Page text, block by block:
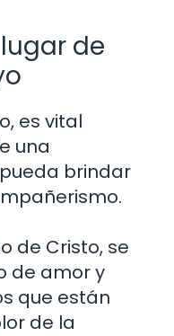
de
es vital
una
brindar
de Cristo, se
de amor y
que están
de la